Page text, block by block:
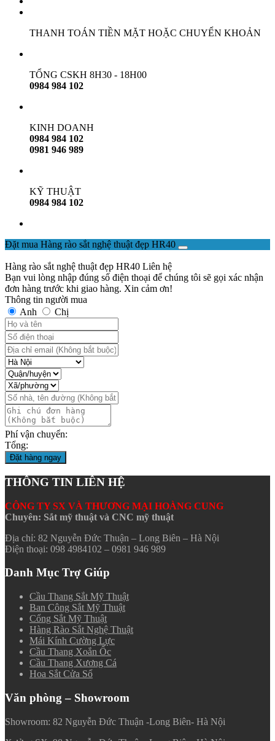
THANH TOÁN TIỀN MẶT HOẶC CHUYỂN KHOẢN
TỔNG CSKH 8H30 - 18H00
0984 984 102
KINH DOANH
0984 984 102
0981 946 989
KỸ THUẬT
0984 984 102
Đặt mua Hàng rào sắt nghệ thuật đẹp HR40
Hàng rào sắt nghệ thuật đẹp HR40 Liên hệ
Bạn vui lòng nhập đúng số điện thoại để chúng tôi sẽ gọi xác nhận
đơn hàng trước khi giao hàng. Xin cảm ơn!
Thông tin người mua
Anh
Chị
Phí vận chuyển:
Tổng:
Đặt hàng ngay
THÔNG TIN LIÊN HỆ
CÔNG TY SX VÀ THƯƠNG MẠI HOÀNG CUNG
Chuyên: Sắt mỹ thuật và CNC mỹ thuật
Địa chỉ: 82 Nguyễn Đức Thuận – Long Biên – Hà Nội
Điện thoại: 098 4984102 – 0981 946 989
Danh Mục Trợ Giúp
Cầu Thang Sắt Mỹ Thuật
Ban Công Sắt Mỹ Thuật
Cổng Sắt Mỹ Thuật
Hàng Rào Sắt Nghệ Thuật
Mái Kính Cường Lực
Cầu Thang Xoắn Ốc
Cầu Thang Xương Cá
Hoa Sắt Cửa Sổ
Văn phòng – Showroom
Showroom: 82 Nguyễn Đức Thuận -Long Biên- Hà Nội